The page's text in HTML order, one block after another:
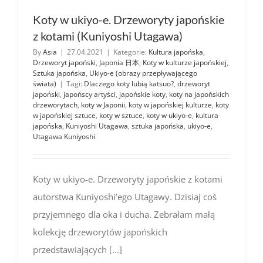
Koty w ukiyo-e. Drzeworyty japońskie
z kotami (Kuniyoshi Utagawa)
ByAsia | 27.04.2021 | Kategorie: Kultura japońska,
Drzeworyt japoński, Japonia 日本, Koty w kulturze japońskiej,
Sztuka japońska, Ukiyo-e (obrazy przepływającego
świata) | Tagi: Dlaczego koty lubią katsuo?, drzeworyt
japoński, japońscy artyści, japońskie koty, koty na japońskich
drzeworytach, koty w Japonii, koty w japońskiej kulturze, koty
w japońskiej sztuce, koty w sztuce, koty w ukiyo-e, kultura
japońska, Kuniyoshi Utagawa, sztuka japońska, ukiyo-e,
Utagawa Kuniyoshi
Koty w ukiyo-e. Drzeworyty japońskie z kotami
autorstwa Kuniyoshi’ego Utagawy. Dzisiaj coś
przyjemnego dla oka i ducha. Zebrałam małą
kolekcję drzeworytów japońskich
przedstawiających [...]